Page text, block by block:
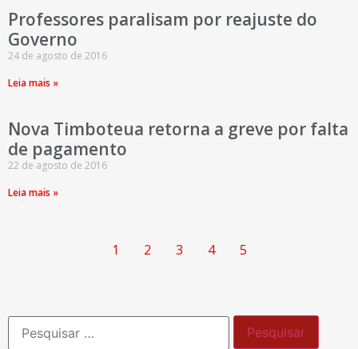
Professores paralisam por reajuste do
Governo
24 de agosto de 2016
Leia mais »
Nova Timboteua retorna a greve por falta
de pagamento
22 de agosto de 2016
Leia mais »
1 2 3 4 5